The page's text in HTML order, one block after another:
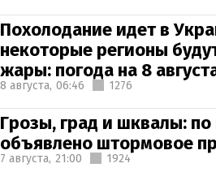
Похолодание идет в
некоторые регионы
жары: погода на 8
8 августа, 06:46 1276
Грозы, град и шквалы:
объявлено штормовое
7 августа, 21:00 1924